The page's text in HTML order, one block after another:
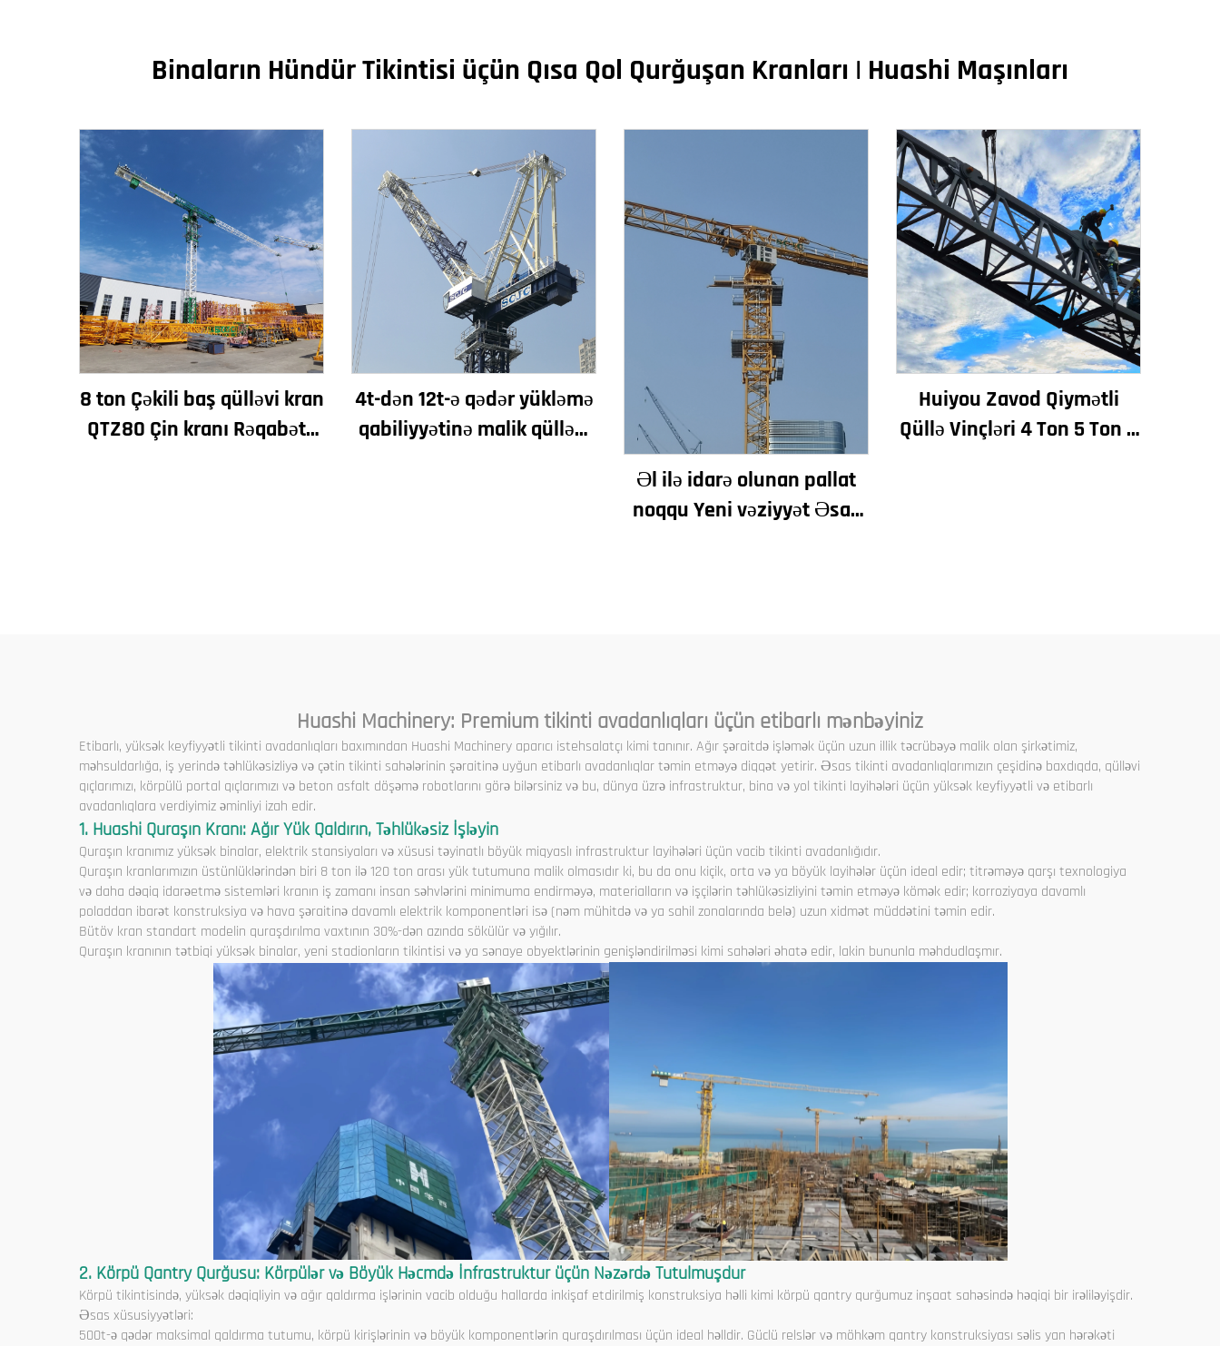
Binaların Hündür Tikintisi üçün Qısa Qol Qurğuşan Kranları | Huashi Maşınları
8 ton Çəkili baş qülləvi kran
QTZ80 Çin kranı Rəqabətli
4t-dən 12t-ə qədər yükləmə
qabiliyyətinə malik qülləvi
Əl ilə idarə olunan pallat
noqqu Yeni vəziyyət Əsas
Huiyou Zavod Qiymətli
Qüllə Vinçləri 4 Ton 5 Ton 6
Huashi Machinery: Premium tikinti avadanlıqları üçün etibarlı mənbəyiniz
Etibarlı, yüksək keyfiyyətli tikinti avadanlıqları baxımından Huashi Machinery aparıcı istehsalatçı kimi tanınır. Ağır şəraitdə işləmək üçün uzun illik təcrübəyə malik olan şirkətimiz,
məhsuldarlığa, iş yerində təhlükəsizliyə və çətin tikinti sahələrinin şəraitinə uyğun etibarlı avadanlıqlar təmin etməyə diqqət yetirir. Əsas tikinti avadanlıqlarımızın çeşidinə baxdıqda, qülləvi
qıçlarımızı, körpülü portal qıçlarımızı və beton asfalt döşəmə robotlarını görə bilərsiniz və bu, dünya üzrə infrastruktur, bina və yol tikinti layihələri üçün yüksək keyfiyyətli və etibarlı
avadanlıqlara verdiyimiz əminliyi izah edir.
1. Huashi Quraşın Kranı: Ağır Yük Qaldırın, Təhlükəsiz İşləyin
Quraşın kranımız yüksək binalar, elektrik stansiyaları və xüsusi təyinatlı böyük miqyaslı infrastruktur layihələri üçün vacib tikinti avadanlığıdır.
Quraşın kranlarımızın üstünlüklərindən biri 8 ton ilə 120 ton arası yük tutumuna malik olmasıdır ki, bu da onu kiçik, orta və ya böyük layihələr üçün ideal edir; titrəməyə qarşı texnologiya
və daha dəqiq idarəetmə sistemləri kranın iş zamanı insan səhvlərini minimuma endirməyə, materialların və işçilərin təhlükəsizliyini təmin etməyə kömək edir; korroziyaya davamlı
poladdan ibarət konstruksiya və hava şəraitinə davamlı elektrik komponentləri isə (nəm mühitdə və ya sahil zonalarında belə) uzun xidmət müddətini təmin edir.
Bütöv kran standart modelin quraşdırılma vaxtının 30%-dən azında sökülür və yığılır.
Quraşın kranının tətbiqi yüksək binalar, yeni stadionların tikintisi və ya sənaye obyektlərinin genişləndirilməsi kimi sahələri əhatə edir, lakin bununla məhdudlaşmır.
2. Körpü Qantry Qurğusu: Körpülər və Böyük Həcmdə İnfrastruktur üçün Nəzərdə Tutulmuşdur
Körpü tikintisində, yüksək dəqiqliyin və ağır qaldırma işlərinin vacib olduğu hallarda inkişaf etdirilmiş konstruksiya həlli kimi körpü qantry qurğumuz inşaat sahəsində həqiqi bir irəliləyişdir.
Əsas xüsusiyyətləri:
500t-ə qədər maksimal qaldırma tutumu, körpü kirişlərinin və böyük komponentlərin quraşdırılması üçün ideal həlldir. Güclü relslər və möhkəm qantry konstruksiyası səlis yan hərəkəti